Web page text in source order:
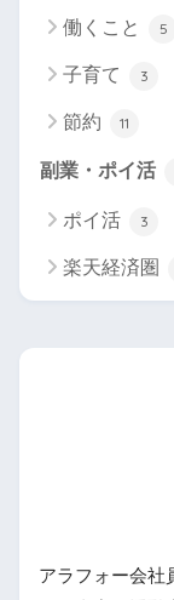
働くこと 5
子育て 3
節約 11
副業・ポイ活
ポイ活 3
楽天経済圏
アラフォー会社